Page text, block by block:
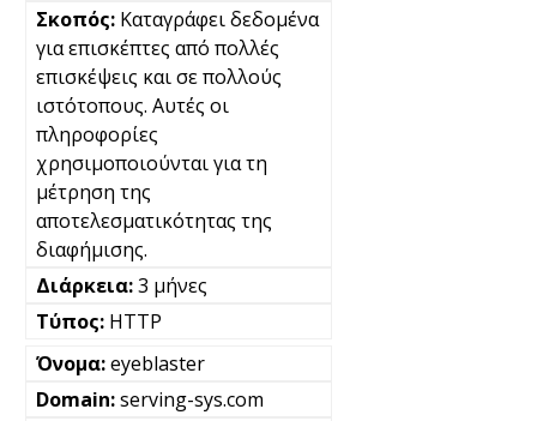
Καταγράφει δεδομένα
για επισκέπτες από πολλές
επισκέψεις και σε πολλούς
ιστότοπους. Αυτές οι
πληροφορίες
χρησιμοποιούνται για τη
μέτρηση της
αποτελεσματικότητας της
διαφήμισης.
3 μήνες
HTTP
eyeblaster
serving-sys.com